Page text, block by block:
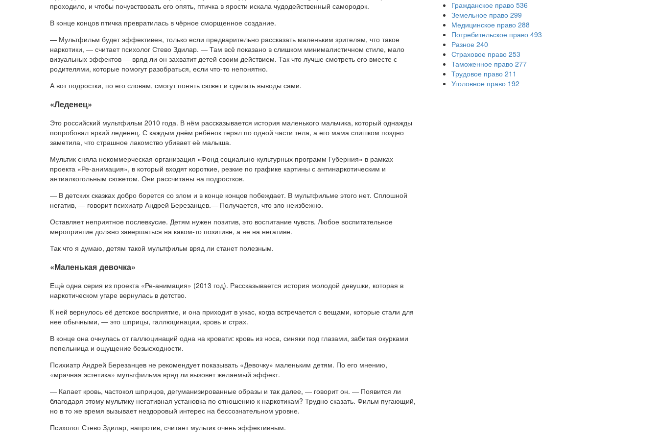
проходило, и чтобы почувствовать его опять, птичка в ярости искала чудодейственный самородок.
В конце концов птичка превратилась в чёрное сморщенное создание.
— Мультфильм будет эффективен, только если предварительно рассказать маленьким зрителям, что такое
наркотики, — считает психолог Стево Здилар. — Там всё показано в слишком минималистичном стиле, мало
визуальных эффектов — вряд ли он захватит детей своим действием. Так что лучше смотреть его вместе с
родителями, которые помогут разобраться, если что-то непонятно.
А вот подростки, по его словам, смогут понять сюжет и сделать выводы сами.
«Леденец»
Это российский мультфильм 2010 года. В нём рассказывается история маленького мальчика, который однажды
попробовал яркий леденец. С каждым днём ребёнок терял по одной части тела, а его мама слишком поздно
заметила, что страшное лакомство убивает её малыша.
Мультик сняла некоммерческая организация «Фонд социально-культурных программ Губерния» в рамках
проекта «Ре-анимация», в который входят короткие, резкие по графике картины с антинаркотическим и
антиалкогольным сюжетом. Они рассчитаны на подростков.
— В детских сказках добро борется со злом и в конце концов побеждает. В мультфильме этого нет. Сплошной
негатив, — говорит психиатр Андрей Березанцев.— Получается, что зло неизбежно.
Оставляет неприятное послевкусие. Детям нужен позитив, это воспитание чувств. Любое воспитательное
мероприятие должно завершаться на каком-то позитиве, а не на негативе.
Так что я думаю, детям такой мультфильм вряд ли станет полезным.
«Маленькая девочка»
Ещё одна серия из проекта «Ре-анимация» (2013 год). Рассказывается история молодой девушки, которая в
наркотическом угаре вернулась в детство.
К ней вернулось её детское восприятие, и она приходит в ужас, когда встречается с вещами, которые стали для
нее обычными, — это шприцы, галлюцинации, кровь и страх.
В конце она очнулась от галлюцинаций одна на кровати: кровь из носа, синяки под глазами, забитая окурками
пепельница и ощущение безысходности.
Психиатр Андрей Березанцев не рекомендует показывать «Девочку» маленьким детям. По его мнению,
«мрачная эстетика» мультфильма вряд ли вызовет желаемый эффект.
— Капает кровь, частокол шприцов, дегуманизированные образы и так далее, — говорит он. — Появится ли
благодаря этому мультику негативная установка по отношению к наркотикам? Трудно сказать. Фильм пугающий,
но в то же время вызывает нездоровый интерес на бессознательном уровне.
Психолог Стево Здилар, напротив, считает мультик очень эффективным.
Гражданское право 536
Земельное право 299
Медицинское право 288
Потребительское право 493
Разное 240
Страховое право 253
Таможенное право 277
Трудовое право 211
Уголовное право 192